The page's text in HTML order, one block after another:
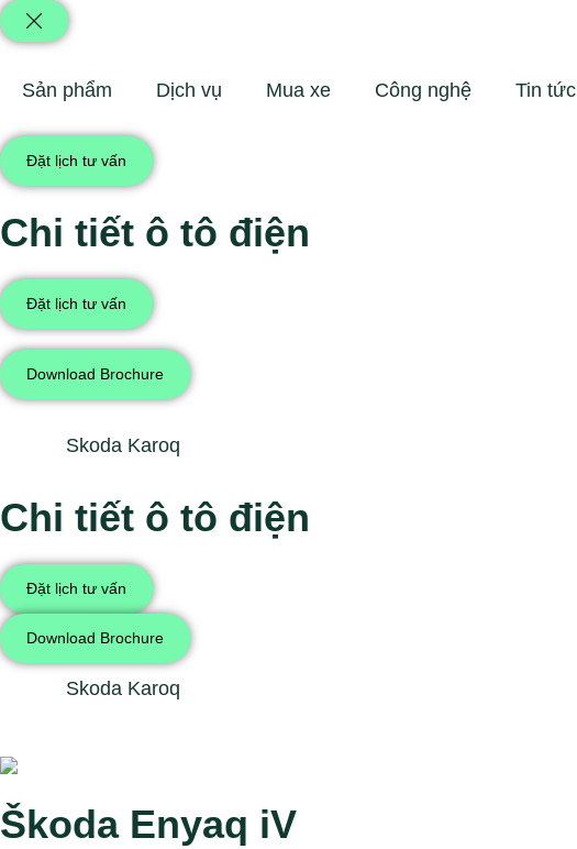
Sản phẩm Dịch vụ Mua xe Công nghệ Tin tức
Đặt lịch tư vấn
Chi tiết ô tô điện
Đặt lịch tư vấn
Download Brochure
Skoda Karoq
Chi tiết ô tô điện
Đặt lịch tư vấn
Download Brochure
Skoda Karoq
Škoda Enyaq iV